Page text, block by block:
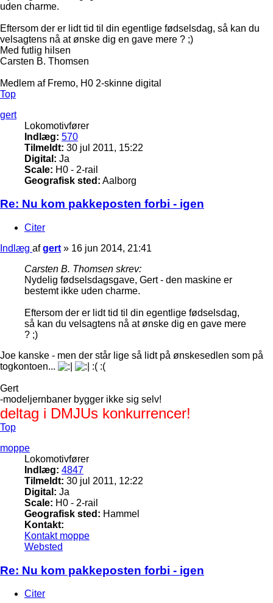
uden charme.
Eftersom der er lidt tid til din egentlige fødselsdag, så kan du
velsagtens nå at ønske dig en gave mere ? ;)
Med futlig hilsen
Carsten B. Thomsen
Medlem af Fremo, H0 2-skinne digital
Top
gert
Lokomotivfører
Indlæg: 570
Tilmeldt: 30 jul 2011, 15:22
Digital: Ja
Scale: H0 - 2-rail
Geografisk sted: Aalborg
Re: Nu kom pakkeposten forbi - igen
Citer
Indlæg afgert » 16 jun 2014, 21:41
Carsten B. Thomsen skrev:
Nydelig fødselsdagsgave, Gert - den maskine er
bestemt ikke uden charme.
Eftersom der er lidt tid til din egentlige fødselsdag,
så kan du velsagtens nå at ønske dig en gave mere
? ;)
Joe kanske - men der står lige så lidt på ønskesedlen som på
togkontoen...
:( :(
Gert
-modeljernbaner bygger ikke sig selv!
deltag i DMJUs konkurrencer!
Top
moppe
Lokomotivfører
Indlæg: 4847
Tilmeldt: 30 jul 2011, 12:22
Digital: Ja
Scale: H0 - 2-rail
Geografisk sted: Hammel
Kontakt:
Kontakt moppe
Websted
Re: Nu kom pakkeposten forbi - igen
Citer